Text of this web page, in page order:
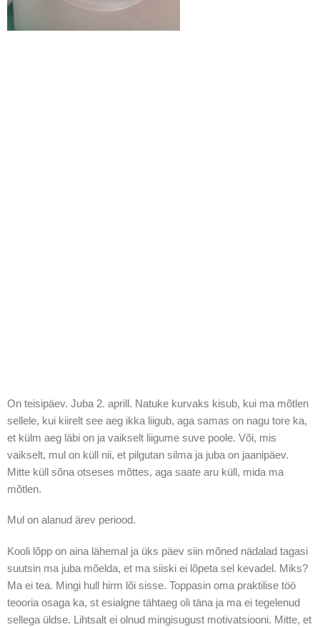
On teisipäev. Juba 2. aprill. Natuke kurvaks kisub, kui ma mõtlen
sellele, kui kiirelt see aeg ikka liigub, aga samas on nagu tore ka,
et külm aeg läbi on ja vaikselt liigume suve poole. Või, mis
vaikselt, mul on küll nii, et pilgutan silma ja juba on jaanipäev.
Mitte küll sõna otseses mõttes, aga saate aru küll, mida ma
mõtlen.
Mul on alanud ärev periood.
Kooli lõpp on aina lähemal ja üks päev siin mõned nädalad tagasi
suutsin ma juba mõelda, et ma siiski ei lõpeta sel kevadel. Miks?
Ma ei tea. Mingi hull hirm lõi sisse. Toppasin oma praktilise töö
teooria osaga ka, st esialgne tähtaeg oli täna ja ma ei tegelenud
sellega üldse. Lihtsalt ei olnud mingisugust motivatsiooni. Mitte, et